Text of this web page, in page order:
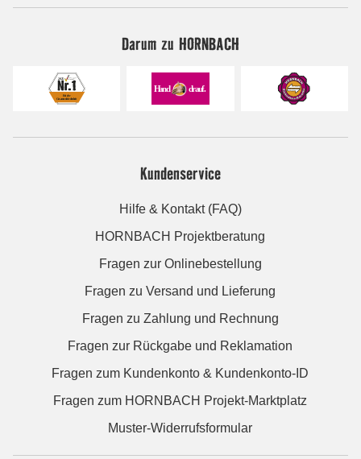
Darum zu HORNBACH
Kundenservice
Hilfe & Kontakt (FAQ)
HORNBACH Projektberatung
Fragen zur Onlinebestellung
Fragen zu Versand und Lieferung
Fragen zu Zahlung und Rechnung
Fragen zur Rückgabe und Reklamation
Fragen zum Kundenkonto & Kundenkonto-ID
Fragen zum HORNBACH Projekt-Marktplatz
Muster-Widerrufsformular